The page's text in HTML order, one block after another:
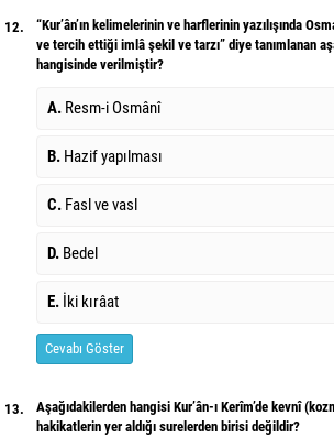
12.
“Kur’ân’ın kelimelerinin ve harflerinin yazılışında
ve tercih ettiği imlâ şekil ve tarzı” diye tanımlanan
hangisinde verilmiştir?
A. Resm-i Osmânî
B. Hazif yapılması
C. Fasl ve vasl
D. Bedel
E. İki kırâat
Cevabı Göster
13.
Aşağıdakilerden hangisi Kur’ân-ı Kerîm’de kevnî
hakikatlerin yer aldığı surelerden birisi değildir?